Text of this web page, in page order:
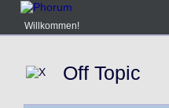
Willkommen!
Off Topic